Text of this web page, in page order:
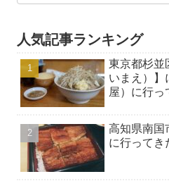
人気記事ランキング
東京都杉並
いまえ）】
屋）に行っ
高知県南国
に行ってき